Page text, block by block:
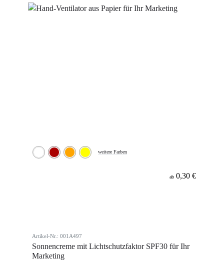
weitere Farben
ab 0,30 €
Artikel-Nr.: 001A497
Sonnencreme mit Lichtschutzfaktor SPF30 für Ihr
Marketing